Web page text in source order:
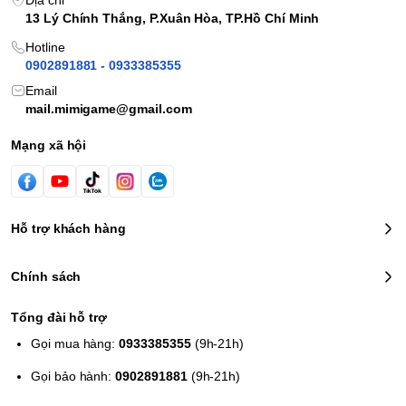
Chế độ Co-op: cùng bạn bè khám phá, nhận thưởng và
chụp ảnh kỷ niệm
Cơ chếát không có tiền tệ truyền thống
đổi vật phẩm và quà tặng để tăng mức độ thân thiết
Mỗi ngày một số giới hạn tặng quà
13 Lý Chính Thắng, P.Xuân Hòa, TP.Hồ Chí Minh
Hotline
0902891881 - 0933385355
Email
mail.mimigame@gmail.com
Mạng xã hội
Hỗ trợ khách hàng
Chính sách
Tổng đài hỗ trợ
Gọi mua hàng:0933385355(9h-21h)
Gọi bảo hành:0902891881(9h-21h)